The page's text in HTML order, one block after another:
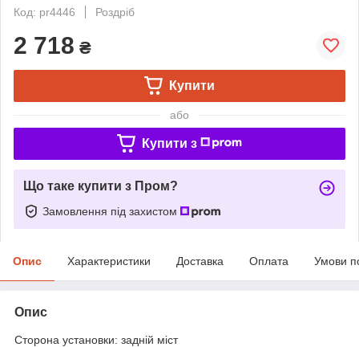
Код: pr4446
Роздріб
2 718 ₴
Купити
або
Купити з
Що таке купити з Пром?
Замовлення під захистом
Опис Характеристики Доставка Оплата Умови
Опис
Сторона установки: задній міст